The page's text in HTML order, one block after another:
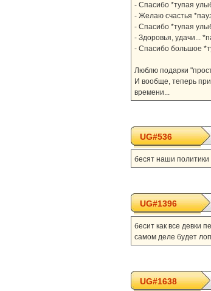
- Спасибо *тупая
- Желаю счастья
- Спасибо *тупая
- Здоровья, удачи...
- Спасибо большое
Люблю подарки
И вообще, теперь
времени...
UG#536
бесят наши политики
UG#1396
бесит как все девки
самом деле будет
UG#1638